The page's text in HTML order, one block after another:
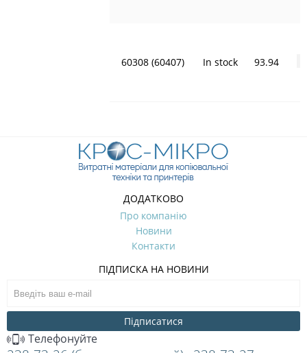
60308 (60407) In stock 93.94
ДОДАТКОВО
Про компанію
Новини
Контакти
ПІДПИСКА НА НОВИНИ
Підписатися
Телефонуйте